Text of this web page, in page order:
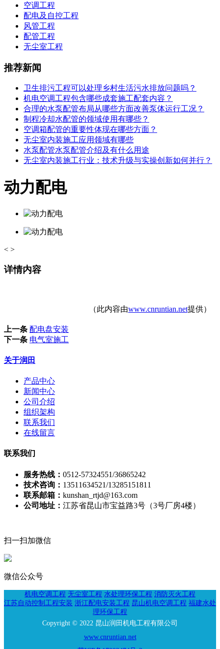
空调工程
配电及自控工程
风管工程
配管工程
无尘室工程
推荐新闻
卫生排污工程可以处理乡村生活污水排放问题吗？
机电空调工程包含哪些成套施工配套内容？
合理的水泵配管布局从哪些方面改善泵体运行工况？
制程冷却水配管的领域使用有哪些？
空调箱配管的重要性体现在哪些方面？
无尘室内装施工应用领域有哪些
水泵配管水泵配管介绍及有什么用途
无尘室内装施工行业：技术升级与实操创新如何并行？
动力配电
< >
详情内容
（此内容由www.cnruntian.net提供）
上一条 配电盘安装
下一条 电气室施工
关于润田
产品中心
新闻中心
公司介绍
组织架构
联系我们
在线留言
联系我们
服务热线： 0512-57324551/36865242
技术咨询： 13511634521/13285151811
联系邮箱： kunshan_rtjd@163.com
公司地址： 江苏省昆山市宝益路3号（3号厂房4楼）
扫一扫加微信
微信公众号
机电空调工程 无尘室工程 水处理环保工程 消防灭火工程
江苏自动控制工程安装 浙江配电安装工程 昆山机电空调工程 福建水处
理环保工程
Copyright © 2022 昆山润田机电工程有限公司
www.cnruntian.net